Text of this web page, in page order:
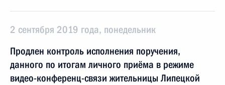
2 сентября 2019 года, понедельник
Продлен контроль исполнения поручения,
данного по итогам личного приёма в режиме
видео-конференц-связи жительницы Липецкой